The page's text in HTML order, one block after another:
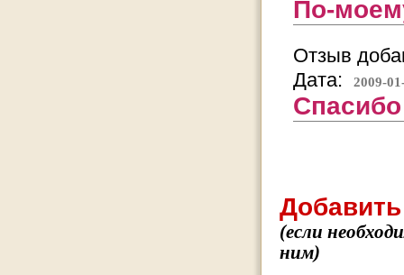
По-
Отзыв
Дата:
2009-
(если
ним)